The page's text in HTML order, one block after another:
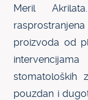
Meril
proizvoda od
stomatoloških
pouzdan i